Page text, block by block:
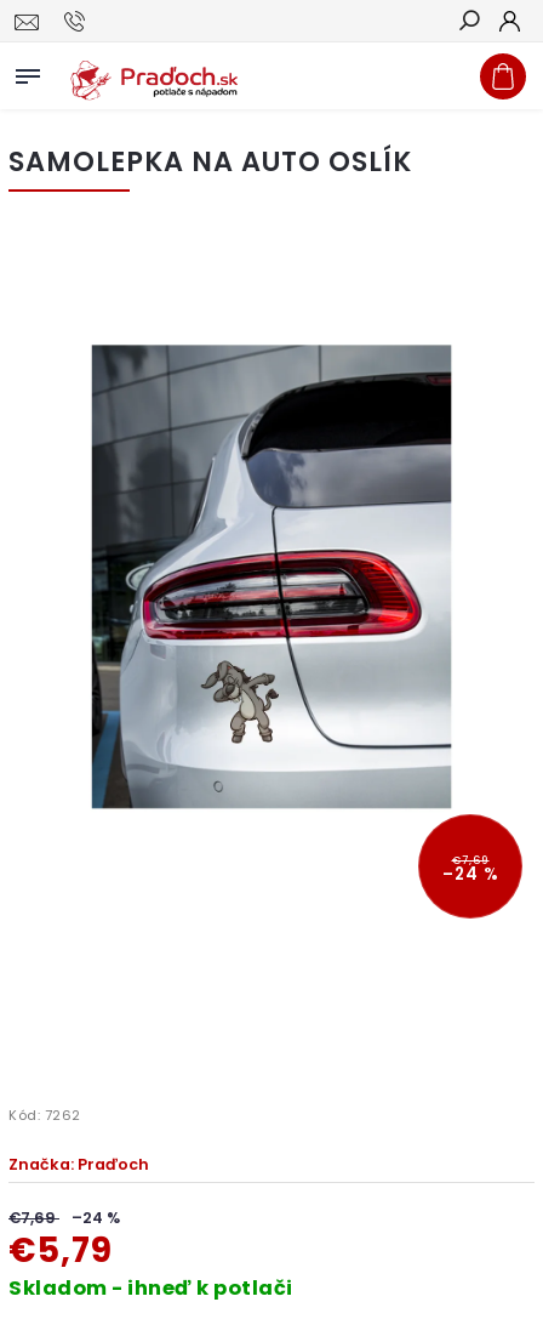
Hľadať
SAMOLEPKA NA AUTO OSLÍK
€7,69
–24 %
Kód: 7262
Značka: Praďoch
€7,69 –24 %
€5,79
Skladom - ihneď k potlači